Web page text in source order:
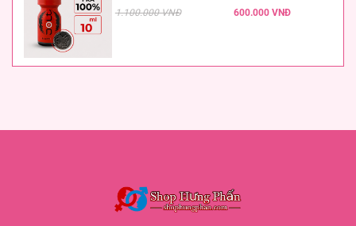
1.100.000 VNĐ 600.000 VNĐ